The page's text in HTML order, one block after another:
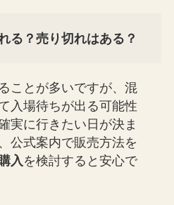
る？売り切れはある？
ことが多いですが、混
入場待ちが出る可能性
実に行きたい日が決ま
公式案内で販売方法を
入を検討すると安心で